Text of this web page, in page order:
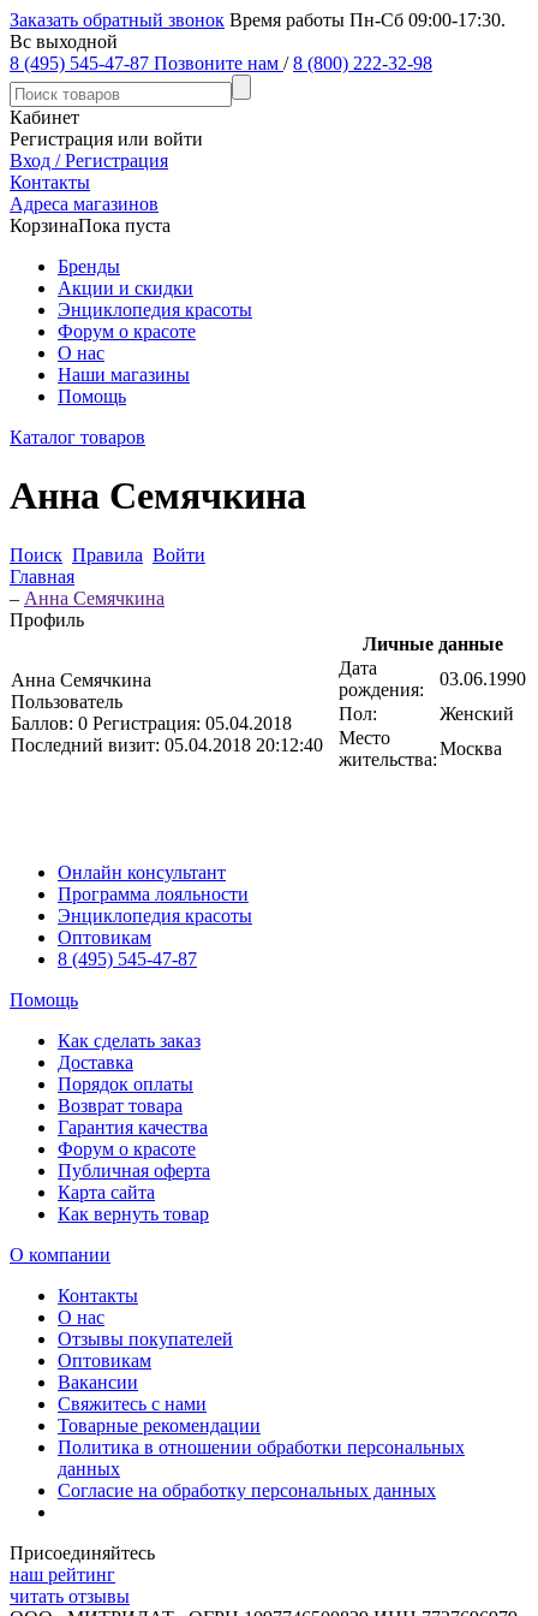
Заказать обратный звонок Время работы Пн-Сб 09:00-17:30.
Вс выходной
8 (495) 545-47-87 Позвоните нам / 8 (800) 222-32-98
Кабинет
Регистрация или войти
Вход / Регистрация
Контакты
Адреса магазинов
КорзинаПока пуста
Бренды
Акции и скидки
Энциклопедия красоты
Форум о красоте
О нас
Наши магазины
Помощь
Каталог товаров
Анна Семячкина
Поиск Правила Войти
Главная
– Анна Семячкина
Профиль
Анна Семячкина
Пользователь
Баллов: 0 Регистрация: 05.04.2018
Последний визит: 05.04.2018 20:12:40
Личные данные
Дата
рождения:
03.06.1990
Пол:
Женский
Место
жительства:
Москва
Онлайн консультант
Программа лояльности
Энциклопедия красоты
Оптовикам
8 (495) 545-47-87
Помощь
Как сделать заказ
Доставка
Порядок оплаты
Возврат товара
Гарантия качества
Форум о красоте
Публичная оферта
Карта сайта
Как вернуть товар
О компании
Контакты
О нас
Отзывы покупателей
Оптовикам
Вакансии
Свяжитесь с нами
Товарные рекомендации
Политика в отношении обработки персональных
данных
Согласие на обработку персональных данных
Присоединяйтесь
наш рейтинг
читать отзывы